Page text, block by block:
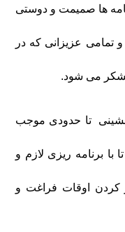
ها صمیمت و دوستی
تمامی عزیزانی که در
تشکر می شود.
تا حدودی موجب
برنامه ریزی لازم و
اوقات فراغت و